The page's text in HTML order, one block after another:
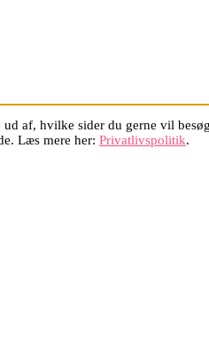
af, hvilke sider du gerne vil
Læs mere her: Privatlivspolitik.